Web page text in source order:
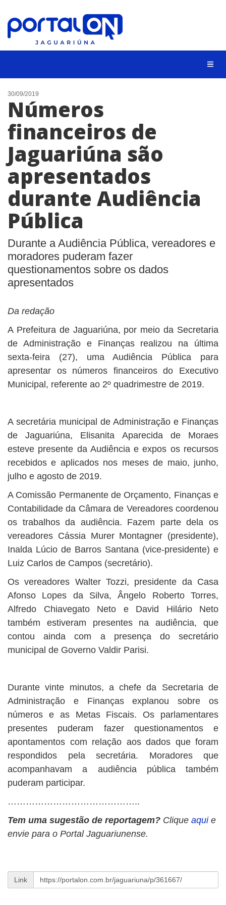
NOTÍCIAS
LISTA DIGITAL
CONTATO
ANUNCIE
30/09/2019
Números
financeiros de
Jaguariúna são
apresentados
durante Audiência
Pública
Durante a Audiência Pública, vereadores e
moradores puderam fazer
questionamentos sobre os dados
apresentados
Da redação
A Prefeitura de Jaguariúna, por meio da Secretaria
de Administração e Finanças realizou na última
sexta-feira (27), uma Audiência Pública para
apresentar os números financeiros do Executivo
Municipal, referente ao 2º quadrimestre de 2019.
A secretária municipal de Administração e Finanças
de Jaguariúna, Elisanita Aparecida de Moraes
esteve presente da Audiência e expos os recursos
recebidos e aplicados nos meses de maio, junho,
julho e agosto de 2019.
A Comissão Permanente de Orçamento, Finanças e
Contabilidade da Câmara de Vereadores coordenou
os trabalhos da audiência. Fazem parte dela os
vereadores Cássia Murer Montagner (presidente),
Inalda Lúcio de Barros Santana (vice-presidente) e
Luiz Carlos de Campos (secretário).
Os vereadores Walter Tozzi, presidente da Casa
Afonso Lopes da Silva, Ângelo Roberto Torres,
Alfredo Chiavegato Neto e David Hilário Neto
também estiveram presentes na audiência, que
contou ainda com a presença do secretário
municipal de Governo Valdir Parisi.
Durante vinte minutos, a chefe da Secretaria de
Administração e Finanças explanou sobre os
números e as Metas Fiscais. Os parlamentares
presentes puderam fazer questionamentos e
apontamentos com relação aos dados que foram
respondidos pela secretária. Moradores que
acompanhavam a audiência pública também
puderam participar.
……………………………………..
Tem uma sugestão de reportagem? Clique aqui e
envie para o Portal Jaguariunense.
Link